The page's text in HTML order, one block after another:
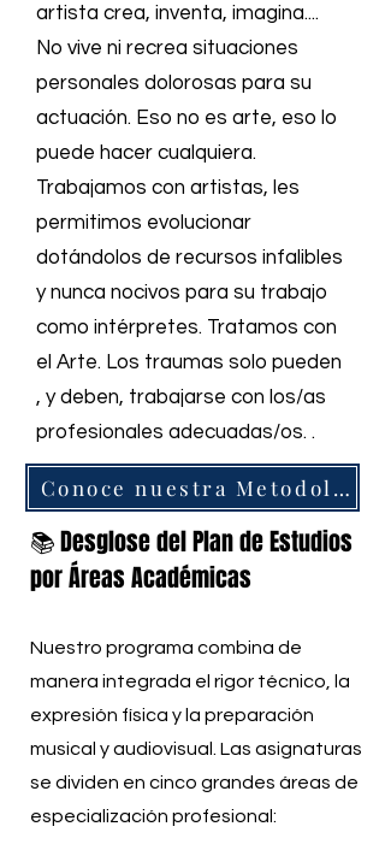
artista crea, inventa, imagina....
No vive ni recrea situaciones
personales dolorosas para su
actuación. Eso no es arte, eso lo
puede hacer cualquiera.
Trabajamos con artistas, les
permitimos evolucionar
dotándolos de recursos infalibles
y nunca nocivos para su trabajo
como intérpretes. Tratamos con
el Arte. Los traumas solo pueden
, y deben, trabajarse con los/as
profesionales adecuadas/os. .
Conoce nuestra Metodología y Técnica de Actuación
📚 Desglose del Plan de Estudios
por Áreas Académicas
Nuestro programa combina de
manera integrada el rigor técnico, la
expresión física y la preparación
musical y audiovisual. Las asignaturas
se dividen en cinco grandes áreas de
especialización profesional: